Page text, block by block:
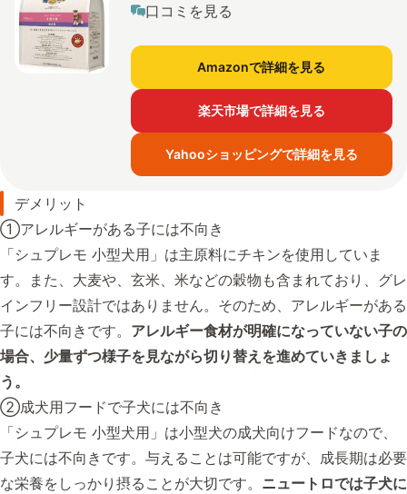
口コミを見る
Amazonで詳細を見る
楽天市場で詳細を見る
Yahooショッピングで詳細を見る
デメリット
①アレルギーがある子には不向き
「シュプレモ 小型犬用」は主原料にチキンを使用していま
す。また、大麦や、玄米、米などの穀物も含まれており、グレ
インフリー設計ではありません。そのため、アレルギーがある
子には不向きです。 アレルギー食材が明確になっていない子の
場合、少量ずつ様子を見ながら切り替えを進めていきましょ
う。
②成犬用フードで子犬には不向き
「シュプレモ 小型犬用」は小型犬の成犬向けフードなので、
子犬には不向きです。与えることは可能ですが、成長期は必要
な栄養をしっかり摂ることが大切です。 ニュートロでは子犬に